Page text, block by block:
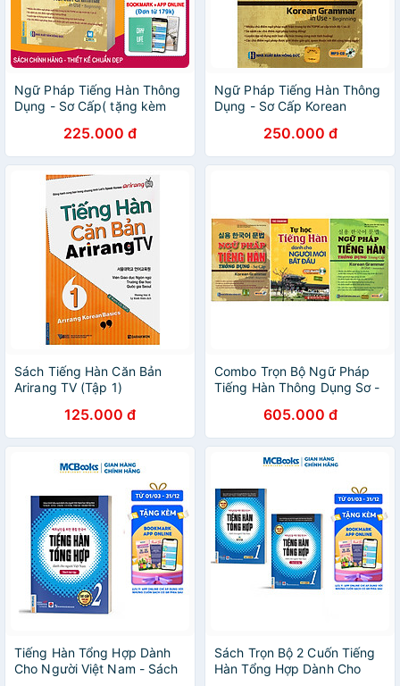
Ngữ Pháp Tiếng Hàn Thông
Dụng - Sơ Cấp( tặng kèm
225.000 đ
Ngữ Pháp Tiếng Hàn Thông
Dụng - Sơ Cấp Korean
250.000 đ
Sách Tiếng Hàn Căn Bản
Arirang TV (Tập 1)
125.000 đ
Combo Trọn Bộ Ngữ Pháp
Tiếng Hàn Thông Dụng Sơ -
Học Tiếng Hàn Cho Người
Mới Bắt Đầu)
605.000 đ
Tiếng Hàn Tổng Hợp Dành
Cho Người Việt Nam - Sách
Sách Trọn Bộ 2 Cuốn Tiếng
Hàn Tổng Hợp Dành Cho